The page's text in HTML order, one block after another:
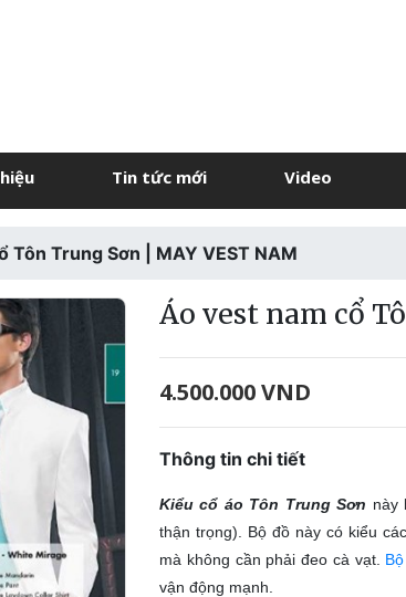
Tin tức mới Video
Tôn Trung Sơn | MAY VEST NAM
Áo vest nam cổ
4.500.000 VND
Thông tin chi tiết
Kiểu cổ áo Tôn Trung Sơn này
thận trọng). Bộ đồ này có kiểu
mà không cần phải đeo cà vạt.
vận động mạnh.